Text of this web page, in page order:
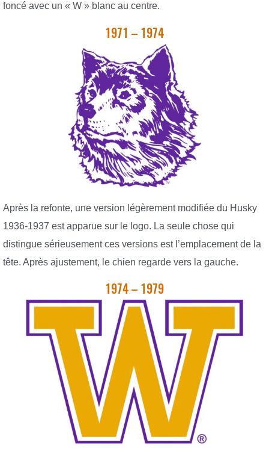
foncé avec un « W » blanc au centre.
1971 – 1974
Après la refonte, une version légèrement modifiée du Husky
1936-1937 est apparue sur le logo. La seule chose qui
distingue sérieusement ces versions est l’emplacement de la
tête. Après ajustement, le chien regarde vers la gauche.
1974 – 1979